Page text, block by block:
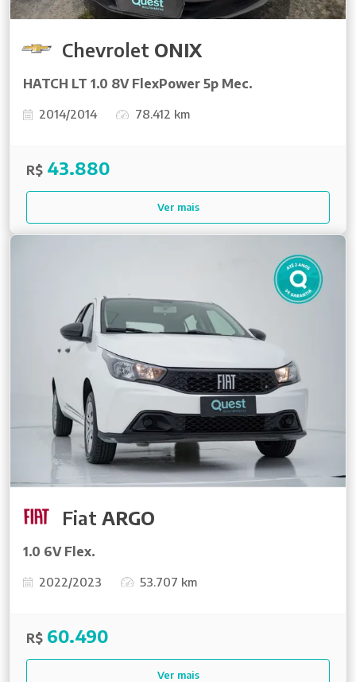
Chevrolet ONIX
HATCH LT 1.0 8V FlexPower 5p Mec.
2014/2014 78.412 km
R$ 43.880
Ver mais
Fiat ARGO
1.0 6V Flex.
2022/2023 53.707 km
R$ 60.490
Ver mais